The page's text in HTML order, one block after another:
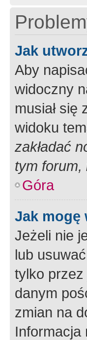
Jak
Aby
widoczny
musiał
widoku
zakładać
tym forum,
Góra
Jak mogę
Jeżeli nie
lub
tylko
danym
zmian na
Informacja